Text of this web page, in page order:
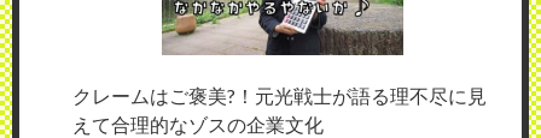
クレームはご褒美?！元光戦士が語る理不尽に見
えて合理的なゾスの企業文化